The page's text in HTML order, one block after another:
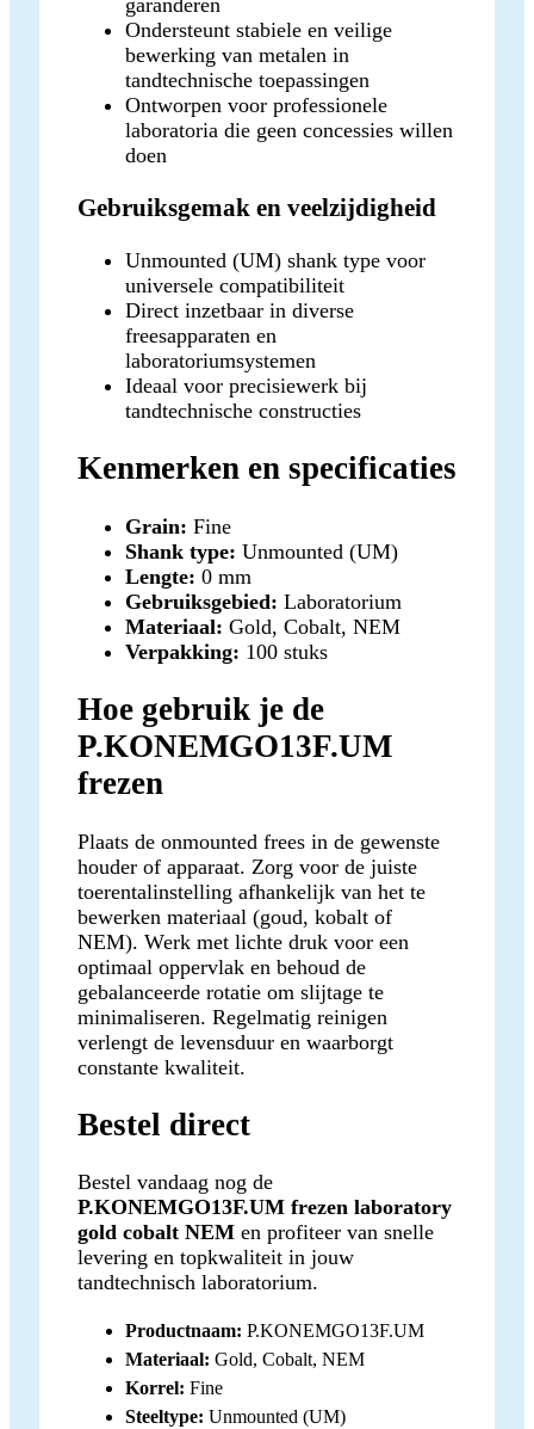
Ondersteunt stabiele en veilige
bewerking van metalen in
tandtechnische toepassingen
Ontworpen voor professionele
laboratoria die geen concessies willen
doen
Gebruiksgemak en veelzijdigheid
Unmounted (UM) shank type voor
universele compatibiliteit
Direct inzetbaar in diverse
freesapparaten en
laboratoriumsystemen
Ideaal voor precisiewerk bij
tandtechnische constructies
Kenmerken en specificaties
Grain: Fine
Shank type: Unmounted (UM)
Lengte: 0 mm
Gebruiksgebied: Laboratorium
Materiaal: Gold, Cobalt, NEM
Verpakking: 100 stuks
Hoe gebruik je de
P.KONEMGO13F.UM
frezen
Plaats de onmounted frees in de gewenste
houder of apparaat. Zorg voor de juiste
toerentalinstelling afhankelijk van het te
bewerken materiaal (goud, kobalt of
NEM). Werk met lichte druk voor een
optimaal oppervlak en behoud de
gebalanceerde rotatie om slijtage te
minimaliseren. Regelmatig reinigen
verlengt de levensduur en waarborgt
constante kwaliteit.
Bestel direct
Bestel vandaag nog de
P.KONEMGO13F.UM frezen laboratory
gold cobalt NEM en profiteer van snelle
levering en topkwaliteit in jouw
tandtechnisch laboratorium.
Productnaam: P.KONEMGO13F.UM
Materiaal: Gold, Cobalt, NEM
Korrel: Fine
Steeltype: Unmounted (UM)